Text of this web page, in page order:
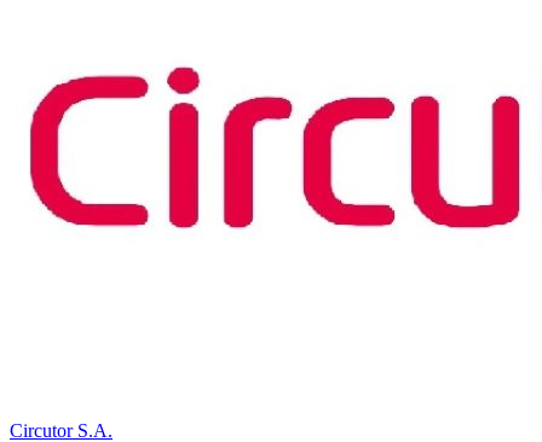
Circutor S.A.